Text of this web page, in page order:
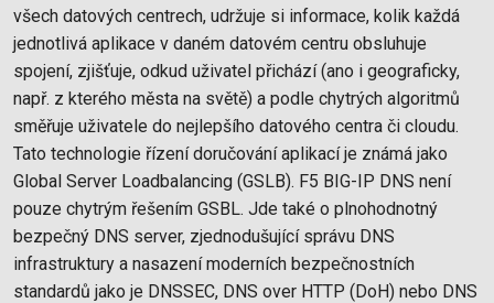
všech datových centrech, udržuje si informace, kolik každá
jednotlivá aplikace v daném datovém centru obsluhuje
spojení, zjišťuje, odkud uživatel přichází (ano i geograficky,
např. z kterého města na světě) a podle chytrých algoritmů
směřuje uživatele do nejlepšího datového centra či cloudu.
Tato technologie řízení doručování aplikací je známá jako
Global Server Loadbalancing (GSLB). F5 BIG-IP DNS není
pouze chytrým řešením GSBL. Jde také o plnohodnotný
bezpečný DNS server, zjednodušující správu DNS
infrastruktury a nasazení moderních bezpečnostních
standardů jako je DNSSEC, DNS over HTTP (DoH) nebo DNS